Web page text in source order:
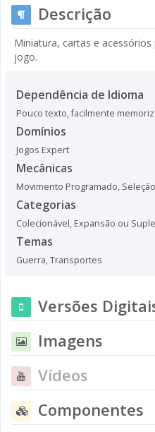
Descrição
Miniatura, cartas e
jogo.
Dependência de Idioma
Pouco texto, facilmente
Domínios
Jogos Expert
Mecânicas
Movimento Programado,
Categorias
Colecionável, Expansão ou
Temas
Guerra,Transportes
Versões
Imagens
Vídeos
Componentes